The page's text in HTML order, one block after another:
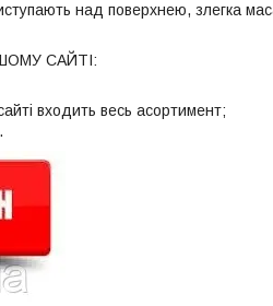
над поверхнею, злегка
САЙТІ:
входить весь асортимент;